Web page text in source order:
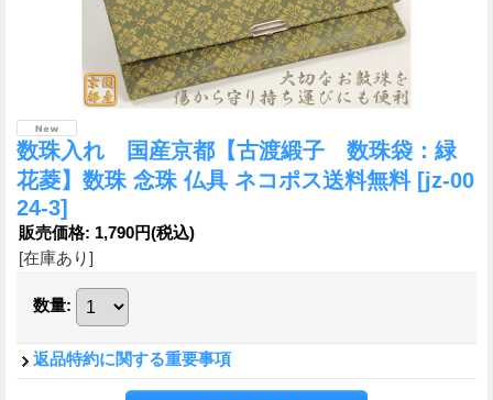
数珠入れ 国産京都【古渡緞子 数珠袋：緑
花菱】数珠 念珠 仏具 ネコポス送料無料 [jz-00
24-3]
販売価格: 1,790円(税込)
[在庫あり]
数量:
返品特約に関する重要事項